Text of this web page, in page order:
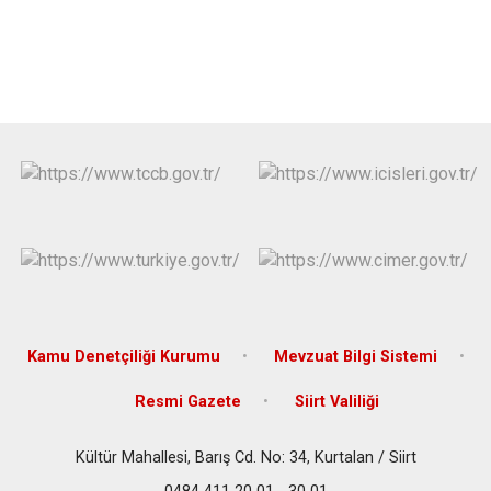
Kamu Denetçiliği Kurumu Mevzuat Bilgi Sistemi
Resmi Gazete Siirt Valiliği
Kültür Mahallesi, Barış Cd. No: 34, Kurtalan / Siirt